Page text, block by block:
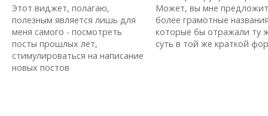
Этот виджет, полагаю,
полезным является лишь для
меня самого - посмотреть
посты прошлых лет,
стимулироваться на написание
новых постов
Может, вы мне
более грамотные
которые бы отражали ту
суть в той же краткой